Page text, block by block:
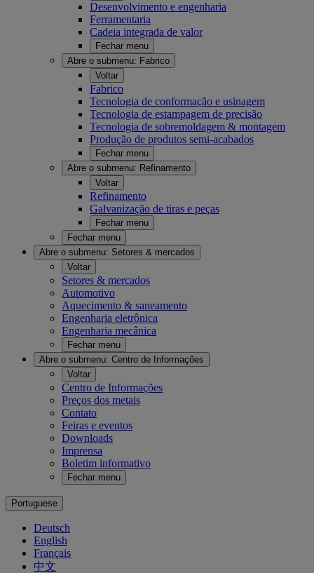
Desenvolvimento e engenharia
Ferramentaria
Cadeia integrada de valor
Fechar menu
Abre o submenu: Fabrico
Voltar
Fabrico
Tecnologia de conformação e usinagem
Tecnologia de estampagem de precisão
Tecnologia de sobremoldagem & montagem
Produção de produtos semi-acabados
Fechar menu
Abre o submenu: Refinamento
Voltar
Refinamento
Galvanização de tiras e peças
Fechar menu
Fechar menu
Abre o submenu: Setores & mercados
Voltar
Setores & mercados
Automotivo
Aquecimento & saneamento
Engenharia eletrônica
Engenharia mecânica
Fechar menu
Abre o submenu: Centro de Informações
Voltar
Centro de Informações
Preços dos metais
Contato
Feiras e eventos
Downloads
Imprensa
Boletim informativo
Fechar menu
Portuguese
Deutsch
English
Français
中文